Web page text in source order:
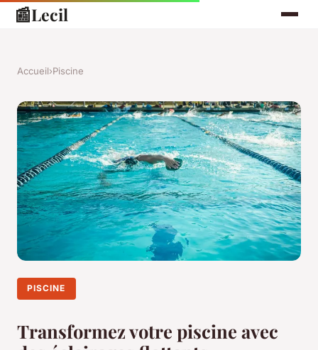
📰Lecil
Accueil›Piscine
PISCINE
Transformez votre piscine avec